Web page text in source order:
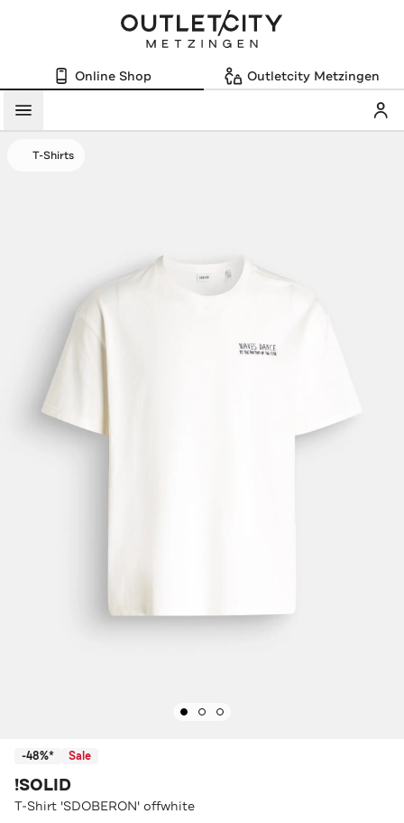
Online Shop Outletcity Metzingen
Menü
T-Shirts
-48%* Sale
!SOLID
T-Shirt 'SDOBERON' offwhite